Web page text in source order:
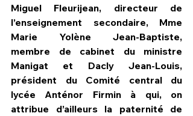
Miguel Fleurijean, directeur de
l’enseignement secondaire, Mme
Marie Yolène Jean-Baptiste,
membre de cabinet du ministre
Manigat et Dacly Jean-Louis,
président du Comité central du
lycée Anténor Firmin à qui, on
attribue d’ailleurs la paternité de